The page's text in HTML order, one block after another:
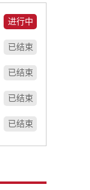
进行中
已结束
已结束
已结束
已结束